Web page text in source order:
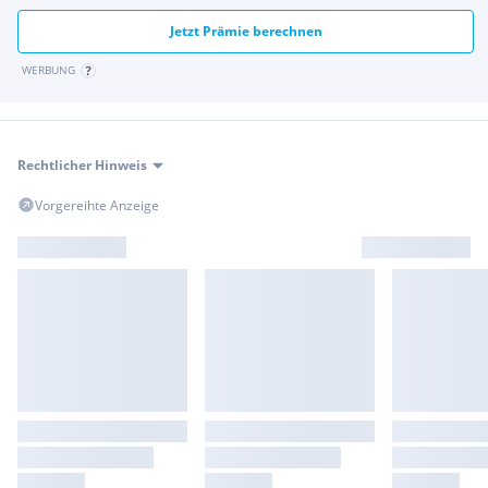
Rückleuchten in LED-Technologie
Rücksitzbelegungserinnerung
Schalter Freisprecheinrichtung Lenkrad
Schalter Multi-Info-Display Lenkrad
Scheibenbremsen hinten
Scheinwerfer und Tagfahrlicht LED
Servolenkung
Sitzheizung für Fahrer und Beifahrer
Smart-Key-System Front- und Hecktür
Spurhalte-Assistent (LDA) mit Lenkhilfe
Spurverfolgungs-Assistent
Stoffsitze mit Applikationen in Ledernachbildung
Jetzt Prämie berechnen
WERBUNG
Rechtlicher Hinweis
Vorgereihte Anzeige